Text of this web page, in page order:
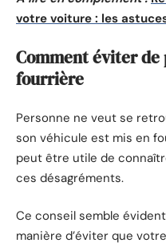
votre voiture : les
Comment éviter de
fourrière
Personne ne veut se
son véhicule est mis en
peut être utile de
ces désagréments.
Ce conseil semble
manière d’éviter que